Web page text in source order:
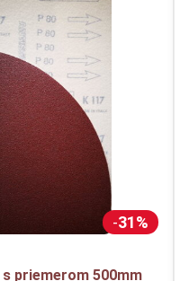
31%
priemerom 500mm